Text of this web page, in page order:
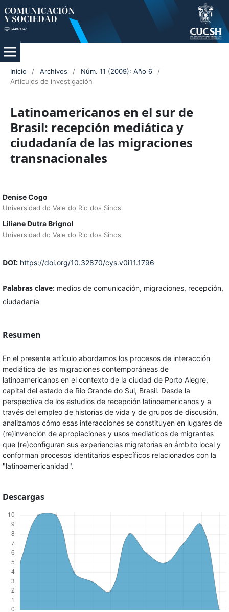
Inicio / Archivos / Núm. 11 (2009): Año 6
/
Artículos de investigación
Latinoamericanos en el sur de
Brasil: recepción mediática y
ciudadanía de las migraciones
transnacionales
Denise Cogo
Universidad do Vale do Rio dos Sinos
Liliane Dutra Brignol
Universidad do Vale do Rio dos Sinos
DOI: https://doi.org/10.32870/cys.v0i11.1796
Palabras clave: medios de comunicación, migraciones, recepción,
ciudadanía
Resumen
En el presente artículo abordamos los procesos de interacción
mediática de las migraciones contemporáneas de
latinoamericanos en el contexto de la ciudad de Porto Alegre,
capital del estado de Rio Grande do Sul, Brasil. Desde la
perspectiva de los estudios de recepción latinoamericanos y a
través del empleo de historias de vida y de grupos de discusión,
analizamos cómo esas interacciones se constituyen en lugares de
(re)invención de apropiaciones y usos mediáticos de migrantes
que (re)configuran sus experiencias migratorias en ámbito local y
conforman procesos identitarios específicos relacionados con la
"latinoamericanidad".
Descargas